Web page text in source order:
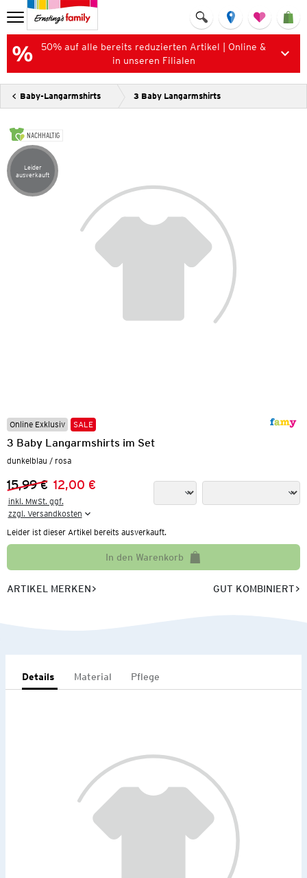
50% auf alle bereits reduzierten Artikel | Online &
in unseren Filialen
Baby-Langarmshirts 3 Baby Langarmshirts
NACHHALTIG
Artikel leider ausverkauft
Leider
ausverkauft
Online Exklusiv SALE
3 Baby Langarmshirts im Set
dunkelblau / rosa
Vorheriger Preis:
15,99 €
Neuer Preis:
12,00 €
inkl. MwSt. ggf.
zzgl. Versandkosten
Leider ist dieser Artikel bereits ausverkauft.
In den Warenkorb
ARTIKEL MERKEN GUT KOMBINIERT
Details Material Pflege